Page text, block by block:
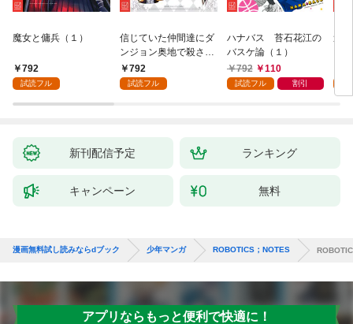
魔女と傭兵（１）
792
試読フル
信じていた仲間達にダ
ンジョン奥地で殺され
かけたがギフト『無限
ガチャ』でレベル９９
（１）
792
試読フル
ハナバス 苔石花江の
バスケ論（１）
792
110
試読フル 割引
追
強
～
新刊配信予定 ランキング
キャンペーン 無料
漫画無料試し読みならdブック 少年マンガ ROBOTICS；NOTES
アプリならもっと便利で快適に！